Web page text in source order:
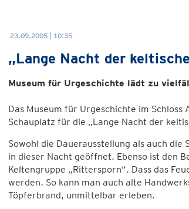
23.09.2005 | 10:35
„Lange Nacht der
Museum für Urgeschichte lädt zu
Das Museum für Urgeschichte im
Schauplatz für die „Lange Nacht der
Sowohl die Dauerausstellung als auch
in dieser Nacht geöffnet. Ebenso ist den
Keltengruppe „Rittersporn“. Dass das
werden. So kann man auch alte
Töpferbrand, unmittelbar erleben.